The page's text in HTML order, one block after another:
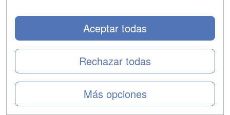
¿Qué debo estudiar para trabajar en un almacén?
¿De qué puedo trabajar en una empresa de
1. ¿Qué puestos hay en logística?
Hay varios puestos en el área de logística en los que
puedes trabajar. Si quieres saberqué hace una
Más opciones
Rechazar todas
Aceptar todas